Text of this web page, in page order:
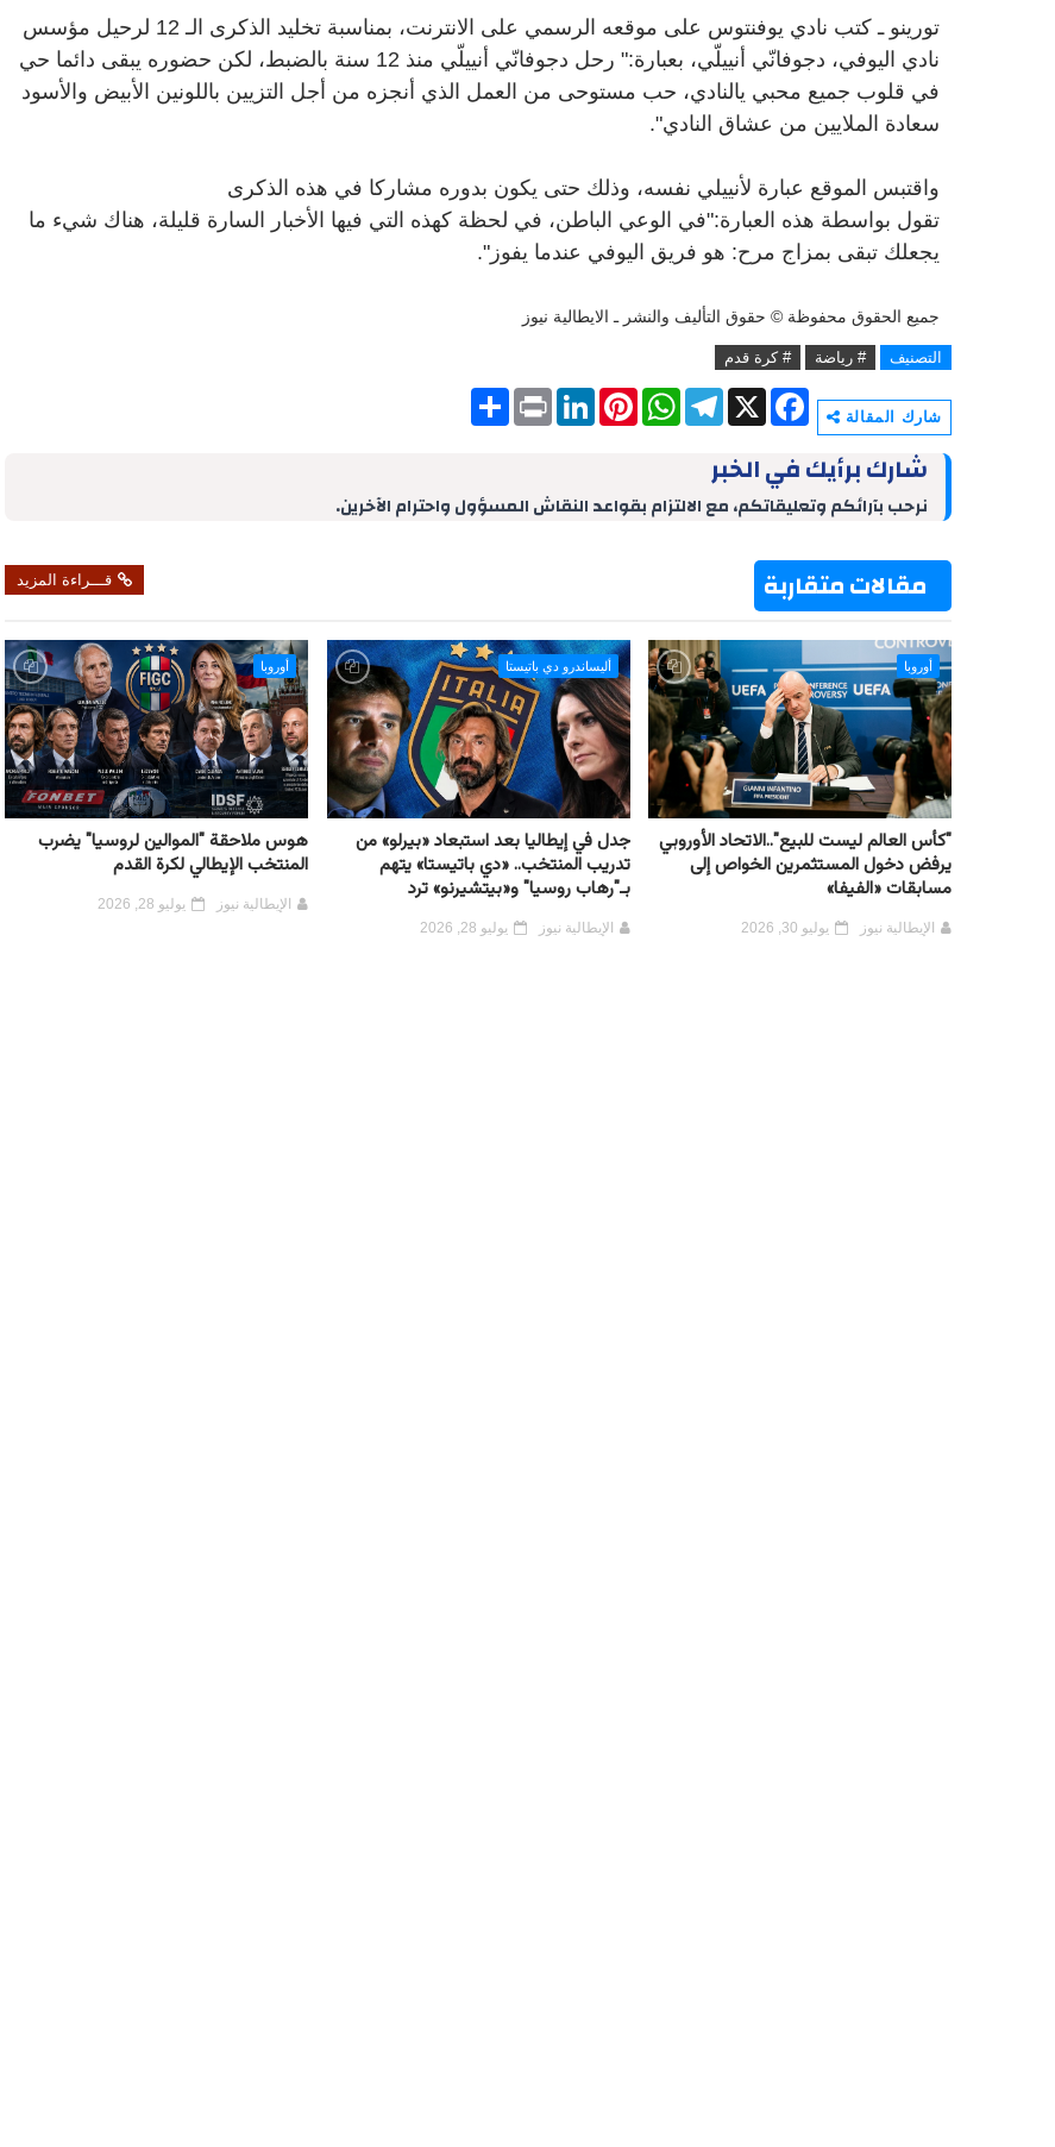
تورينو ـ كتب نادي يوفنتوس على موقعه الرسمي على الانترنت، بمناسبة تخليد الذكرى الـ 12 لرحيل مؤسس
نادي اليوفي، دجوفانّي أنييلّي، بعبارة:" رحل دجوفانّي أنييلّي منذ 12 سنة بالضبط، لكن حضوره يبقى دائما حي
في قلوب جميع محبي يالنادي، حب مستوحى من العمل الذي أنجزه من أجل التزيين باللونين الأبيض والأسود
سعادة الملايين من عشاق النادي".
واقتبس الموقع عبارة لأنييلي نفسه، وذلك حتى يكون بدوره مشاركا في هذه الذكرى
تقول بواسطة هذه العبارة:"في الوعي الباطن، في لحظة كهذه التي فيها الأخبار السارة قليلة، هناك شيء ما
يجعلك تبقى بمزاج مرح: هو فريق اليوفي عندما يفوز ".
جميع الحقوق محفوظة © حقوق التأليف والنشر ـ الايطالية نيوز
التصنيف # رياضة # كرة قدم
شارك المقالة
S
P
r
L
I
P
e
W
h
p
T
e
g
a
X
F
a
b
o
شارك برأيك في الخبر
نرحب بآرائكم وتعليقاتكم، مع الالتزام بقواعد النقاش المسؤول واحترام الآخرين.
مقالات متقاربة قـــراءة المزيد
أوروبا
"كأس العالم ليست للبيع"..الاتحاد الأوروبي
يرفض دخول المستثمرين الخواص إلى
مسابقات «الفيفا»
الإيطالية نيوز يوليو 30, 2026
أليساندرو دي باتيستا
جدل في إيطاليا بعد استبعاد «بيرلو» من
تدريب المنتخب.. «دي باتيستا» يتهم
بـ"رهاب روسيا" و«بيتشيرنو» ترد
الإيطالية نيوز يوليو 28, 2026
أوروبا
هوس ملاحقة "الموالين لروسيا" يضرب
المنتخب الإيطالي لكرة القدم
الإيطالية نيوز يوليو 28, 2026